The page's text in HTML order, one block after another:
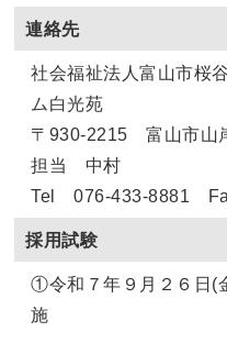
連絡先
社会福祉法人富山市桜
ム白光苑
〒930-2215 富山市山
担当 中村
Tel 076-433-8881
採用試験
①令和７年９月２６日(
施